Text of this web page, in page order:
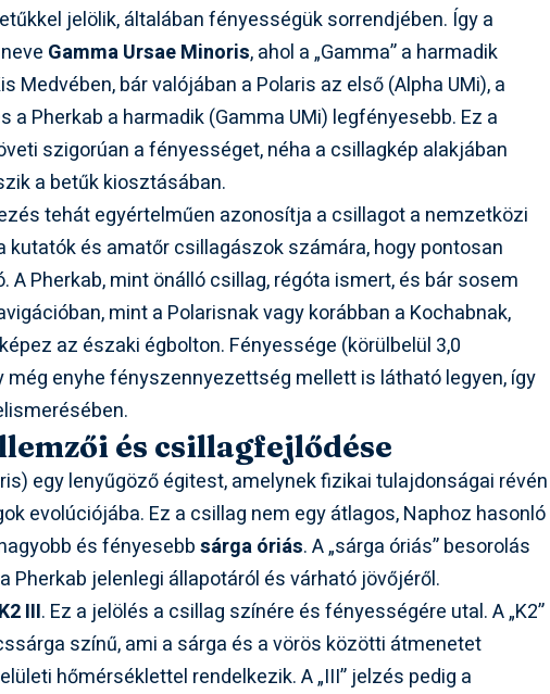
jelölik, általában fényességük sorrendjében. Így a
Gamma Ursae Minoris, ahol a „Gamma” a harmadik
Medvében, bár valójában a Polaris az első (Alpha UMi), a
a Pherkab a harmadik (Gamma UMi) legfényesebb. Ez a
szigorúan a fényességet, néha a csillagkép alakjában
a betűk kiosztásában.
tehát egyértelműen azonosítja a csillagot a nemzetközi
kutatók és amatőr csillagászok számára, hogy pontosan
A Pherkab, mint önálló csillag, régóta ismert, és bár sosem
mint a Polarisnak vagy korábban a Kochabnak,
az északi égbolton. Fényessége (körülbelül 3,0
enyhe fényszennyezettség mellett is látható legyen, így
és csillagfejlődése
egy lenyűgöző égitest, amelynek fizikai tulajdonságai révén
evolúciójába. Ez a csillag nem egy átlagos, Naphoz hasonló
és fényesebbsárga óriás. A „sárga óriás” besorolás
Pherkab jelenlegi állapotáról és várható jövőjéről.
III. Ez a jelölés a csillag színére és fényességére utal. A „K2”
színű, ami a sárga és a vörös közötti átmenetet
hőmérséklettel rendelkezik. A „III” jelzés pedig a